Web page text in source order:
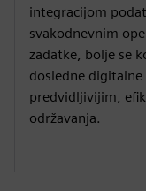
integracijom
svakodnevnim
zadatke, bolje se
dosledne
predvidljivijim,
održavanja.